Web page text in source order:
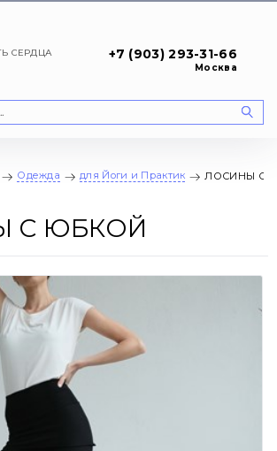
СЕРДЦА +7 (903) 293-31-66
Москва
Одежда для Йоги и Практик ЛОСИНЫ С
С ЮБКОЙ